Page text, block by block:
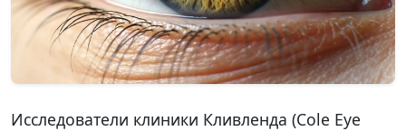
Исследователи клиники Кливленда (Cole Eye